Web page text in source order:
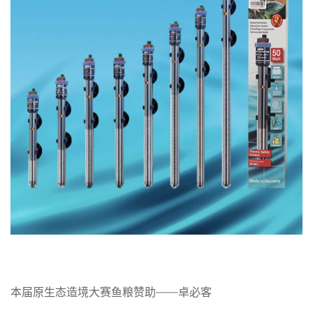
本届原生态造境大赛鱼粮赞助——卓必客